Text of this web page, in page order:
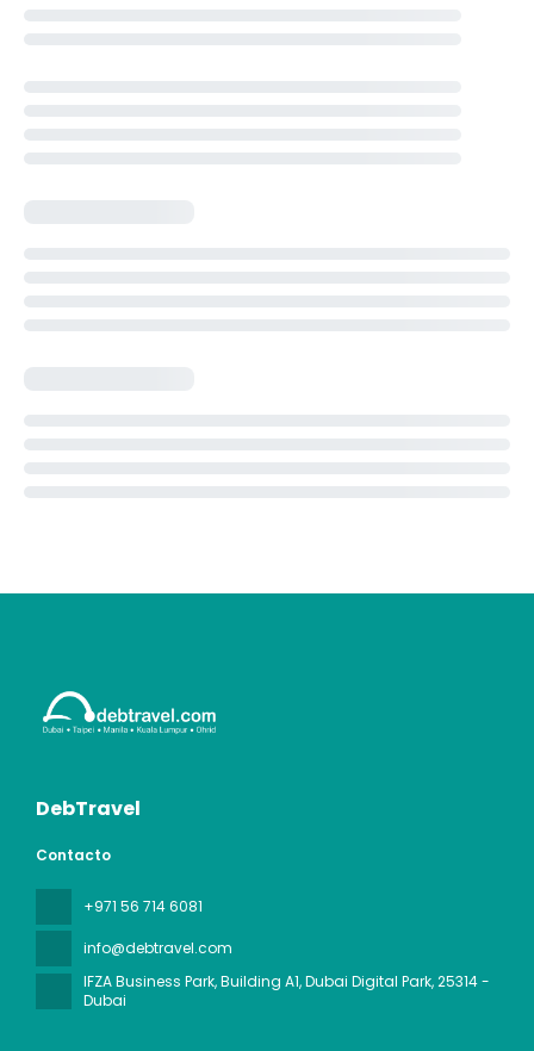
DebTravel
Contacto
+971 56 714 6081
info@debtravel.com
IFZA Business Park, Building A1, Dubai Digital Park, 25314 -
Dubai